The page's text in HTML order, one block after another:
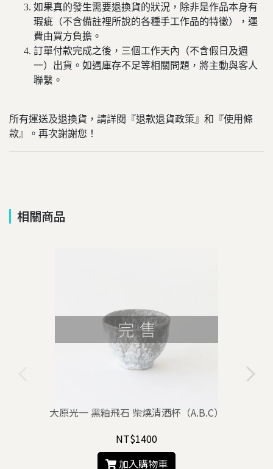
如果真的發生需要退換貨的狀況，除非是作品本身有
瑕疵（不含備註裡所說的各種手工作品的特徵），運
費由買方負擔。
訂單付款完成之後，三個工作天內（不含假日及週
一）出貨。如遇庫存不足等相關問題，將主動與客人
聯繫。
所有運送及退換貨，請詳閱『退款退貨政策』和『使用條
款』。再次謝謝您！
相關商品
大原光一 黑釉飛石 柴燒清酒杯（A.B.C）
NT$1400
加入購物車